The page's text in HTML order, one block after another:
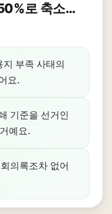
로 축소…
지 부족 사태의
요.
기준을 선거인
예요.
의록조차 없어